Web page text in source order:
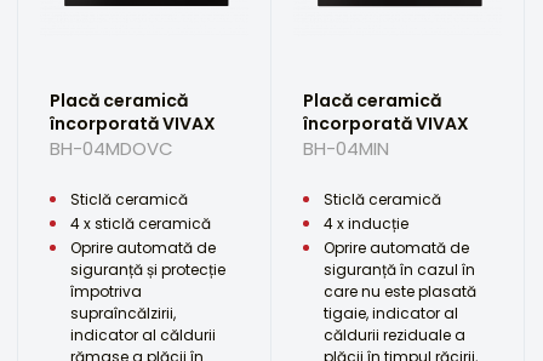
Placă ceramică
încorporată VIVAX
BH-04MDOVC
Sticlă ceramică
4 x sticlă ceramică
Oprire automată de
siguranță și protecție
împotriva
supraîncălzirii,
indicator al căldurii
rămase a plăcii în
Placă ceramică
încorporată VIVAX
BH-04MIN
Sticlă ceramică
4 x inducție
Oprire automată de
siguranță în cazul în
care nu este plasată
tigaie, indicator al
căldurii reziduale a
plăcii în timpul răcirii,